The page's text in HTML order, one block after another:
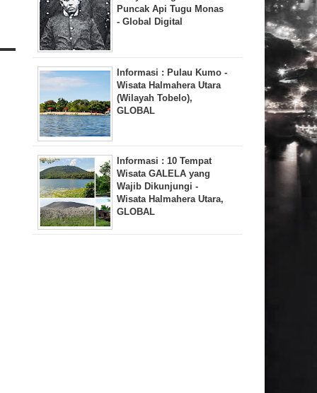
Puncak Api Tugu Monas
- Global Digital
Informasi : Pulau Kumo -
Wisata Halmahera Utara
(Wilayah Tobelo),
GLOBAL
Informasi : 10 Tempat
Wisata GALELA yang
Wajib Dikunjungi -
Wisata Halmahera Utara,
GLOBAL